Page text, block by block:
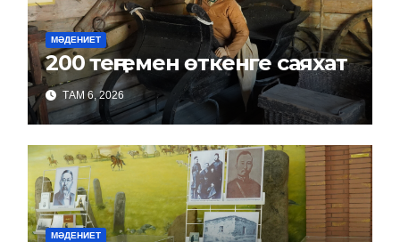
МӘДЕНИЕТ
200 теңгемен өткенге саяхат
ТАМ 6, 2026
МӘДЕНИЕТ